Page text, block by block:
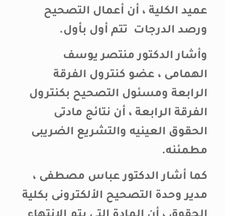
عميد الكلية ، أن أعمال التصحيح
ورصد الدرجات تتم أول بأول.
وأشار الدكتور منتصر يوسف
الهمامى ، عضو كنترول الفرقة
الرابعة ومسئول التصحيح بكنترول
الفرقة الرابعة ، أن نتائج مادتى
الحقوق العينيه والتشريع الضريبى
مطمئنه.
كما أشار الدكتور عباس مصطفى ،
مدير وحدة التصحيح الألكترونى بكلية